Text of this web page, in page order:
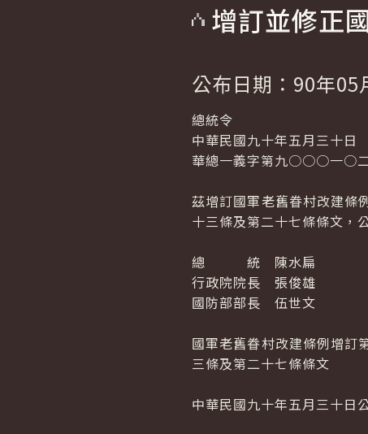
增訂並修正
公布日期：90年05
總統令
中華民國九十年五月三十日
華總一義字第九○○○一○
茲增訂國軍老舊眷村改建條
十三條及第二十七條條文，
總 統 陳水扁
行政院院長 張俊雄
國防部部長 伍世文
國軍老舊眷村改建條例增訂
三條及第二十七條條文
中華民國九十年五月三十日